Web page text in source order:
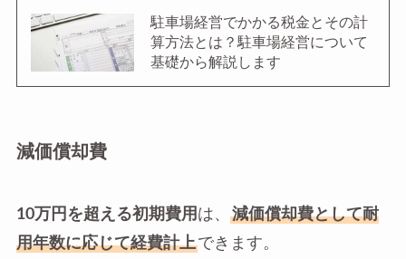
駐車場経営でかかる税金とその計
算方法とは？駐車場経営について
基礎から解説します
減価償却費
10万円を超える初期費用 は、
減価償却費として耐
用年数に応じて経費計上できます。